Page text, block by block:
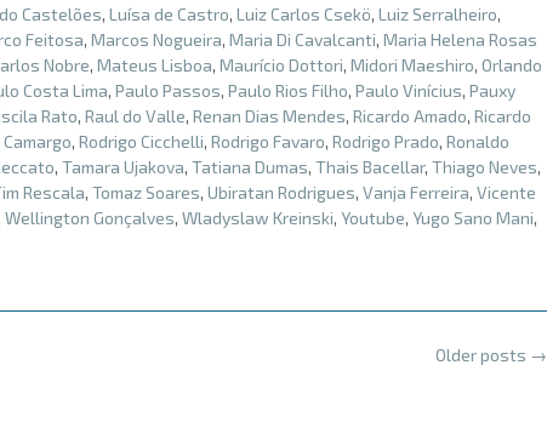
Castelões, Luísa de Castro, Luiz Carlos Csekö, Luiz Serralheiro,
Feitosa, Marcos Nogueira, Maria Di Cavalcanti, Maria Helena Rosas
Nobre, Mateus Lisboa, Maurício Dottori, Midori Maeshiro, Orlando
Costa Lima, Paulo Passos, Paulo Rios Filho, Paulo Vinícius, Pauxy
Rato, Raul do Valle, Renan Dias Mendes, Ricardo Amado, Ricardo
, Rodrigo Cicchelli, Rodrigo Favaro, Rodrigo Prado, Ronaldo
, Tamara Ujakova, Tatiana Dumas, Thais Bacellar, Thiago Neves,
Rescala, Tomaz Soares, Ubiratan Rodrigues, Vanja Ferreira, Vicente
Wellington Gonçalves, Wladyslaw Kreinski, Youtube, Yugo Sano Mani,
Older posts →